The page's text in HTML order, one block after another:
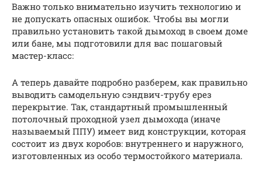
Важно только внимательно изучить технологию и
не допускать опасных ошибок. Чтобы вы могли
правильно установить такой дымоход в своем доме
или бане, мы подготовили для вас пошаговый
мастер-класс:
А теперь давайте подробно разберем, как правильно
выводить самодельную сэндвич-трубу ерез
перекрытие. Так, стандартный промышленный
потолочный проходной узел дымохода (иначе
называемый ППУ) имеет вид конструкции, которая
состоит из двух коробов: внутреннего и наружного,
изготовленных из особо термостойкого материала.